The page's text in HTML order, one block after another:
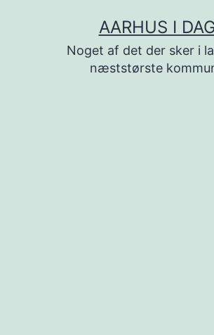
AARHUS I
Noget af det der sker i
næststørste